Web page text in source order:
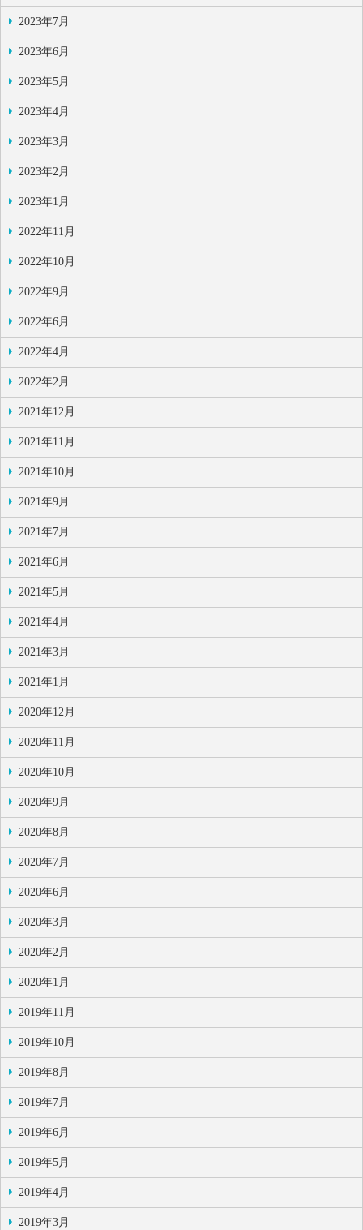
2023年7月
2023年6月
2023年5月
2023年4月
2023年3月
2023年2月
2023年1月
2022年11月
2022年10月
2022年9月
2022年6月
2022年4月
2022年2月
2021年12月
2021年11月
2021年10月
2021年9月
2021年7月
2021年6月
2021年5月
2021年4月
2021年3月
2021年1月
2020年12月
2020年11月
2020年10月
2020年9月
2020年8月
2020年7月
2020年6月
2020年3月
2020年2月
2020年1月
2019年11月
2019年10月
2019年8月
2019年7月
2019年6月
2019年5月
2019年4月
2019年3月